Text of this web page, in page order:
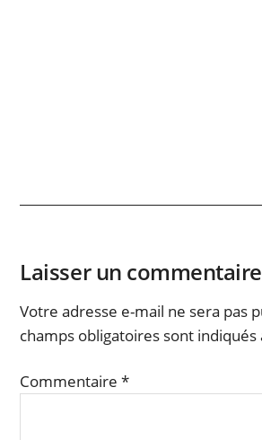
Laisser un commentaire
Votre adresse e-mail ne sera pas
champs obligatoires sont
Commentaire*